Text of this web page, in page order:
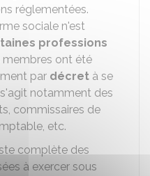
réglementées.
sociale n'est
professions
membres ont été
par décret à se
s'agit notamment des
commissaires de
etc.
complète des
à exercer sous